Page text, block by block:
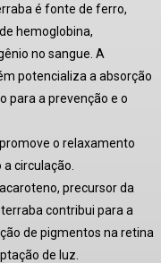
é fonte de ferro,
hemoglobina,
no sangue . A
potencializa a absorção
para a prevenção e o
promove o relaxamento
a circulação
precursor da
contribui para a
de pigmentos na retina
de luz